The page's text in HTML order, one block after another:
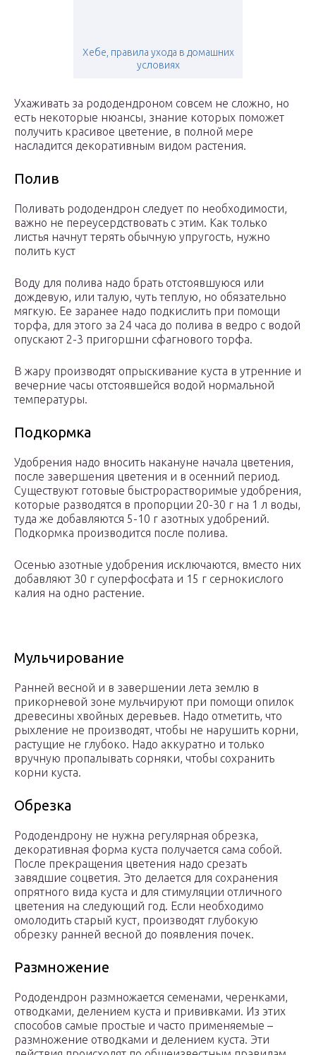
Хебе, правила ухода в домашних
условиях
Ухаживать за рододендроном совсем не сложно, но
есть некоторые нюансы, знание которых поможет
получить красивое цветение, в полной мере
насладится декоративным видом растения.
Полив
Поливать рододендрон следует по необходимости,
важно не переусердствовать с этим. Как только
листья начнут терять обычную упругость, нужно
полить куст
Воду для полива надо брать отстоявшуюся или
дождевую, или талую, чуть теплую, но обязательно
мягкую. Ее заранее надо подкислить при помощи
торфа, для этого за 24 часа до полива в ведро с водой
опускают 2-3 пригоршни сфагнового торфа.
В жару производят опрыскивание куста в утренние и
вечерние часы отстоявшейся водой нормальной
температуры.
Подкормка
Удобрения надо вносить накануне начала цветения,
после завершения цветения и в осенний период.
Существуют готовые быстрорастворимые удобрения,
которые разводятся в пропорции 20-30 г на 1 л воды,
туда же добавляются 5-10 г азотных удобрений.
Подкормка производится после полива.
Осенью азотные удобрения исключаются, вместо них
добавляют 30 г суперфосфата и 15 г сернокислого
калия на одно растение.
Мульчирование
Ранней весной и в завершении лета землю в
прикорневой зоне мульчируют при помощи опилок
древесины хвойных деревьев. Надо отметить, что
рыхление не производят, чтобы не нарушить корни,
растущие не глубоко. Надо аккуратно и только
вручную пропалывать сорняки, чтобы сохранить
корни куста.
Обрезка
Рододендрону не нужна регулярная обрезка,
декоративная форма куста получается сама собой.
После прекращения цветения надо срезать
завядшие соцветия. Это делается для сохранения
опрятного вида куста и для стимуляции отличного
цветения на следующий год. Если необходимо
омолодить старый куст, производят глубокую
обрезку ранней весной до появления почек.
Размножение
Рододендрон размножается семенами, черенками,
отводками, делением куста и прививками. Из этих
способов самые простые и часто применяемые –
размножение отводками и делением куста. Эти